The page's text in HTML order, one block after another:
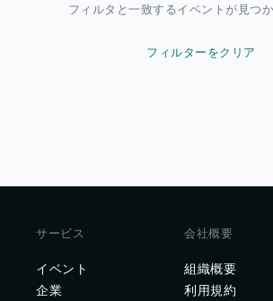
フィルタと一致するイベントが見つか
フィルターをクリア
サービス
イベント
企業
会社概要
組織概要
利用規約